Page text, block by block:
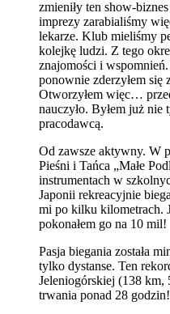
zmieniły ten show-
imprezy zarabialiśmy
lekarze. Klub mieliśmy
kolejkę ludzi. Z tego
znajomości i
ponownie zderzyłem
Otworzyłem więc…
nauczyło. Byłem już
pracodawcą.
Od zawsze aktywny. W
Pieśni i Tańca „Małe
instrumentach w
Japonii rekreacyjnie
mi po kilku kilometrach.
pokonałem go na 10 mil!
Pasja biegania została
tylko dystanse. Ten
Jeleniogórskiej (138 km,
trwania ponad 28